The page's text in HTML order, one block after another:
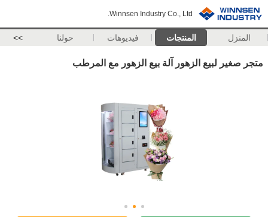
Winnsen Industry Co., Ltd.
المنزل المنتجات فيديوهات حولنا >>
متجر صغير لبيع الزهور آلة بيع الزهور مع المرطب